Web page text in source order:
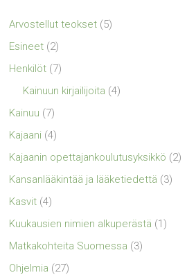
Arvostellut teokset (5)
Esineet (2)
Henkilöt (7)
Kainuun kirjailijoita (4)
Kainuu (7)
Kajaani (4)
Kajaanin opettajankoulutusyksikkö (2)
Kansanlääkintää ja lääketiedettä (3)
Kasvit (4)
Kuukausien nimien alkuperästä (1)
Matkakohteita Suomessa (3)
Ohjelmia (27)